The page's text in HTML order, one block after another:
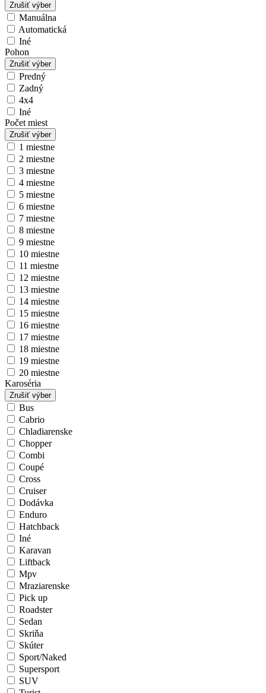
Zrušiť výber
Manuálna
Automatická
Iné
Pohon
Zrušiť výber
Predný
Zadný
4x4
Iné
Počet miest
Zrušiť výber
1 miestne
2 miestne
3 miestne
4 miestne
5 miestne
6 miestne
7 miestne
8 miestne
9 miestne
10 miestne
11 miestne
12 miestne
13 miestne
14 miestne
15 miestne
16 miestne
17 miestne
18 miestne
19 miestne
20 miestne
Karoséria
Zrušiť výber
Bus
Cabrio
Chladiarenske
Chopper
Combi
Coupé
Cross
Cruiser
Dodávka
Enduro
Hatchback
Iné
Karavan
Liftback
Mpv
Mraziarenske
Pick up
Roadster
Sedan
Skriňa
Skúter
Sport/Naked
Supersport
SUV